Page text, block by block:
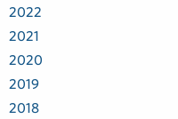
2022
2021
2020
2019
2018